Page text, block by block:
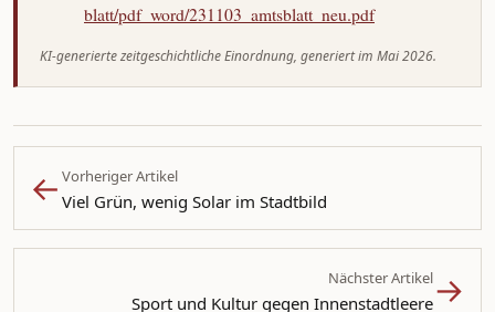
blatt/pdf_word/231103_amtsblatt_neu.pdf
KI-generierte zeitgeschichtliche Einordnung, generiert im Mai 2026.
← Vorheriger Artikel
Viel Grün, wenig Solar im Stadtbild
Nächster Artikel
Sport und Kultur gegen Innenstadtleere→